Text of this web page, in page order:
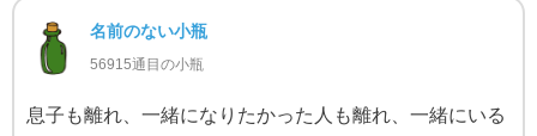
名前のない小瓶
56915通目の小瓶
息子も離れ、一緒になりたかった人も離れ、一緒にいる